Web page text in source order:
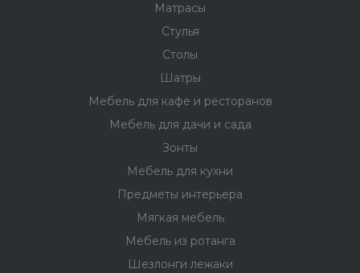
Матрасы
Стулья
Столы
Шатры
Мебель для кафе и ресторанов
Мебель для дачи и сада
Зонты
Мебель для кухни
Предметы интерьера
Мягкая мебель
Мебель из ротанга
Шезлонги лежаки